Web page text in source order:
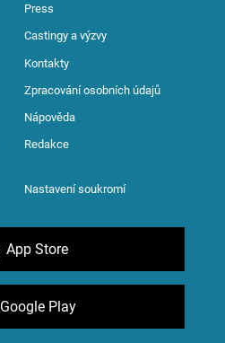
Press
Castingy a výzvy
Kontakty
Zpracování osobních údajů
Nápověda
Redakce
Nastavení soukromí
App Store
Google Play